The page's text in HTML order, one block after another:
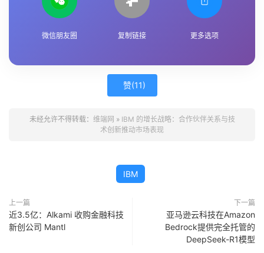
微信朋友圈 复制链接 更多选项
赞(11)
未经允许不得转载： 维端网 » IBM 的增长战略：合作伙伴关系与技
术创新推动市场表现
IBM
上一篇
近3.5亿：Alkami 收购金融科技
新创公司 Mantl
下一篇
亚马逊云科技在Amazon
Bedrock提供完全托管的
DeepSeek-R1模型